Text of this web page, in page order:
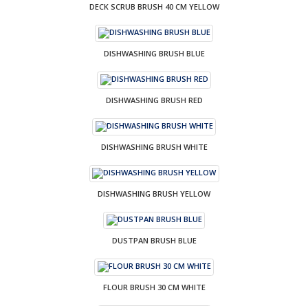
DECK SCRUB BRUSH 40 CM YELLOW
DISHWASHING BRUSH BLUE
DISHWASHING BRUSH RED
DISHWASHING BRUSH WHITE
DISHWASHING BRUSH YELLOW
DUSTPAN BRUSH BLUE
FLOUR BRUSH 30 CM WHITE